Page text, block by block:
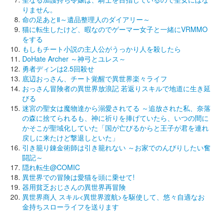
りません。
命の足あとⅡ～遺品整理人のダイアリー～
猫に転生したけど、暇なのでゲーマー女子と一緒にVRMMO
をする
もしもチート小説の主人公がうっかり人を殺したら
DoHate Archer ～神弓とユレス～
勇者ディンは2.5回殺せ
底辺おっさん、チート覚醒で異世界楽々ライフ
おっさん冒険者の異世界放浪記 若返りスキルで地道に生き延
びる
迷宮の聖女は魔物達から溺愛されてる ～追放された私、奈落
の森に捨てられるも、神に祈りを捧げていたら、いつの間に
かそこが聖域化していた「国が亡びるからと王子が君を連れ
戻しに来たけど撃退しといた」
引き籠り錬金術師は引き籠れない ～お家でのんびりしたい奮
闘記～
隠れ転生@COMIC
異世界での冒険は愛猫を頭に乗せて!
器用貧乏おじさんの異世界再冒険
異世界商人 スキル<異世界渡航>を駆使して、悠々自適なお
金持ちスローライフを送ります